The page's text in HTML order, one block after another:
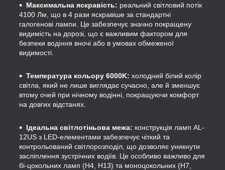
Максимальна яскравість: реальний світловий потік
4100 Лм, що в 4 рази яскравіше за стандартні
галогенові лампи. Це забезпечує значно покращену
видимість на дорозі, що є важливим фактором для
безпеки водіння вночі або в умовах обмеженої
видимості.
Температура кольору 6000K: холодний білий колір
світла, який не лише виглядає сучасно, але й зменшує
втому очей при нічному водінні, покращуючи комфорт
на довгих відстанях.
Ідеальна світлотіньова межа: конструкція ламп AL-
12US з LED-елементами забезпечує чіткий та
контрольований світлорозподіл, що дозволяє уникнути
засліплення зустрічних водіїв. Це особливо важливо для
бі-цокольних ламп (H4, H13) та моноцокольних (H7,